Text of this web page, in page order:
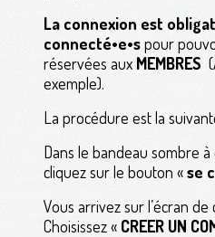
La connexion est
connecté•e•spour
réservées aux MEMBRES
exemple).
La procédure est la
Dans le bandeau sombre
cliquez sur le bouton «se
Vous arrivez sur l’écran de
Choisissez « CREER UN